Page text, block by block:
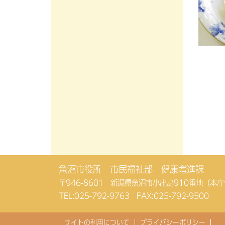
魚沼市役所 市民福祉部 健康増進課
〒946-8601 新潟県魚沼市小出島910番地（本庁
TEL:025-792-9763 FAX:025-792-9500
サイトの利用について プライバシーポリシー